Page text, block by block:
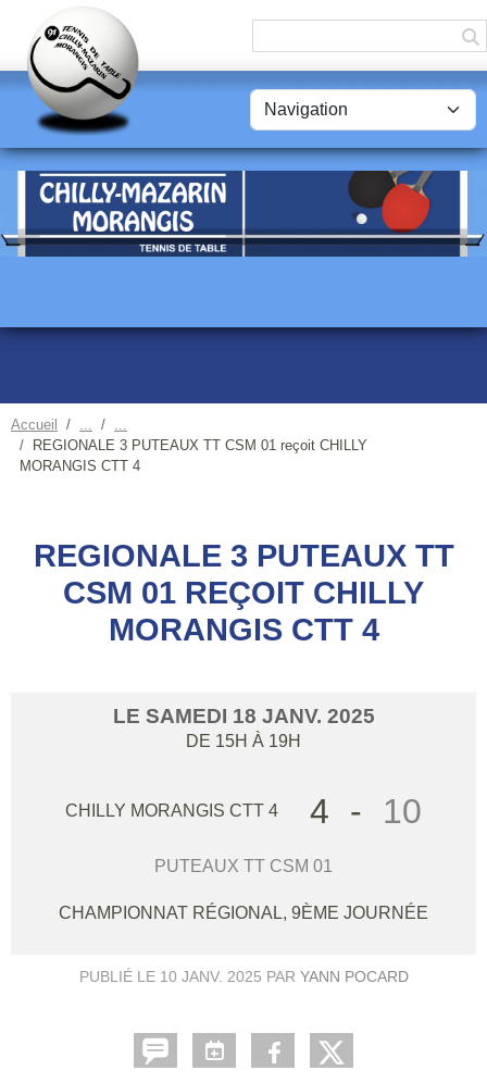
Accueil
REGIONALE 3 PUTEAUX TT CSM 01 reçoit CHILLY
MORANGIS CTT 4
REGIONALE 3 PUTEAUX TT
CSM 01 REÇOIT CHILLY
MORANGIS CTT 4
LE SAMEDI 18 JANV. 2025
DE 15H À 19H
CHILLY MORANGIS CTT 4 4 - 10
PUTEAUX TT CSM 01
CHAMPIONNAT RÉGIONAL, 9ÈME JOURNÉE
PUBLIÉ LE 10 JANV. 2025 PAR YANN POCARD
Panneau de gestion des cookies